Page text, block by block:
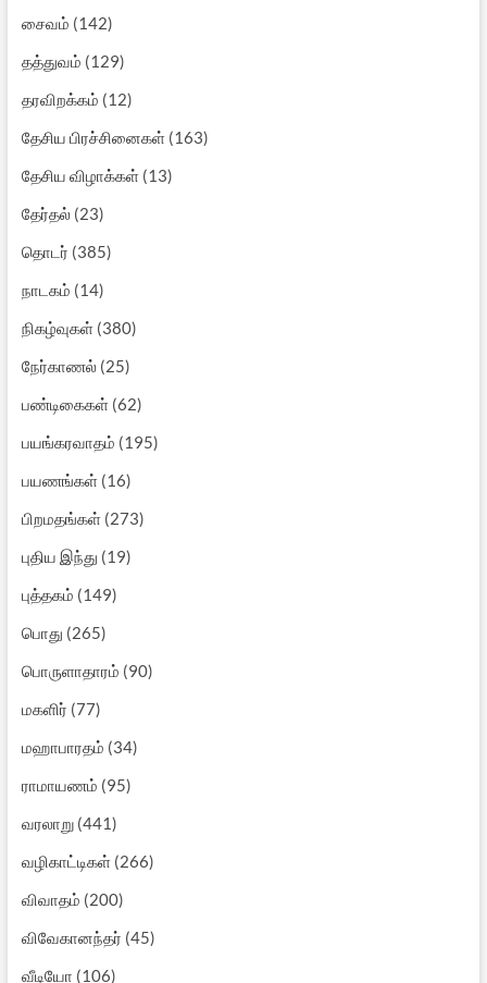
சைவம் (142)
தத்துவம் (129)
தரவிறக்கம் (12)
தேசிய பிரச்சினைகள்(163)
தேசிய விழாக்கள்(13)
தேர்தல்(23)
தொடர் (385)
நாடகம் (14)
நிகழ்வுகள்(380)
நேர்காணல்(25)
பண்டிகைகள்(62)
பயங்கரவாதம் (195)
பயணங்கள்(16)
பிறமதங்கள்(273)
புதிய இந்து (19)
புத்தகம் (149)
பொது (265)
பொருளாதாரம் (90)
மகளிர் (77)
மஹாபாரதம் (34)
ராமாயணம் (95)
வரலாறு(441)
வழிகாட்டிகள்(266)
விவாதம் (200)
விவேகானந்தர் (45)
வீடியோ (106)